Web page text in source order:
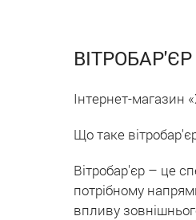
Інтернет-магазин
Що таке
Вітробар'єр – це
потрібному
впливу